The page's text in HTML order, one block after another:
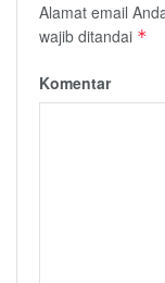
Alamat email
wajib ditandai *
Komentar